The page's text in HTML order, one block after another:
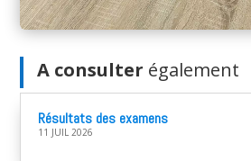
A consulter également
Résultats des examens
11 JUIL 2026